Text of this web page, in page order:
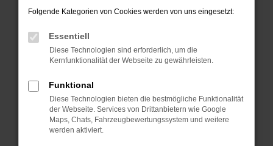
Manche Erweiterungen, wie Werbeblocker,
können das Laden bestimmter Seiten
verhindern. Funktioniert die Seite in einem
Fenster?
Starte dein Gerät neu.
Das kann manchmal helfen, vorübergehende
Probleme zu beheben.
Folgende Kategorien von Cookies werden von uns eingesetzt:
Essentiell
Diese Technologien sind erforderlich, um die
Kernfunktionalität der Webseite zu gewährleisten.
Funktional
Diese Technologien bieten die bestmögliche Funktionalität
der Webseite. Services von Drittanbietern wie Google
Maps, Chats, Fahrzeugbewertungssystem und weitere
werden aktiviert.